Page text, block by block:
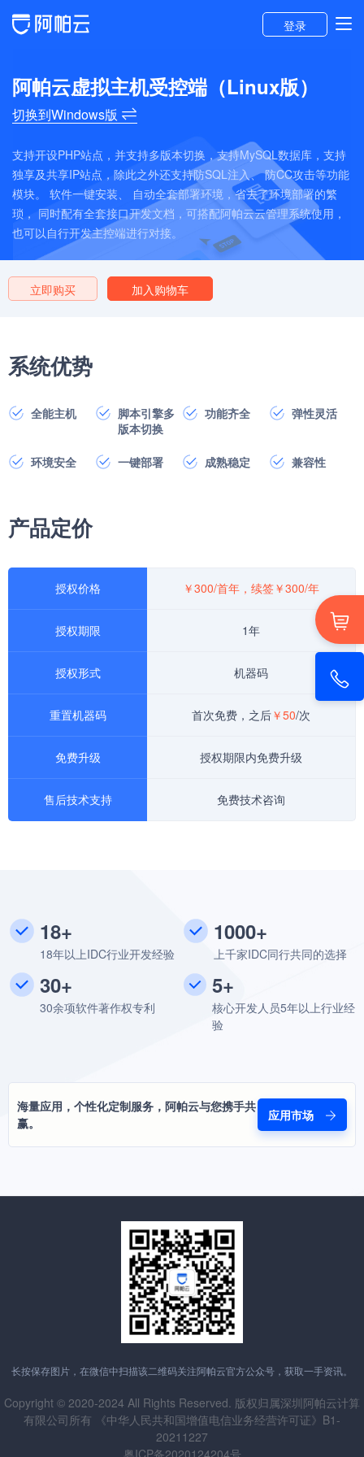
登录
阿帕云虚拟主机受控端（Linux版）
切换到Windows版
支持开设PHP站点，并支持多版本切换，支持MySQL数据库，支持
独享及共享IP站点，除此之外还支持防SQL注入、 防CC攻击等功能
模块。 软件一键安装、 自动全套部署环境，省去了环境部署的繁
琐， 同时配有全套接口开发文档，可搭配阿帕云云管理系统使用，
也可以自行开发主控端进行对接。
立即购买 加入购物车
系统优势
全能主机
脚本引擎多
版本切换
功能齐全 弹性灵活
环境安全 一键部署 成熟稳定 兼容性
产品定价
授权价格 ￥300/首年， 续签￥300/年
授权期限 1年
授权形式 机器码
重置机器码 首次免费，之后￥50/次
免费升级 授权期限内免费升级
售后技术支持 免费技术咨询
18+
18年以上IDC行业开发经验
1000+
上千家IDC同行共同的选择
30+
30余项软件著作权专利
5+
核心开发人员5年以上行业经
验
海量应用，个性化定制服务，阿帕云与您携手共
赢。
应用市场
长按保存图片，在微信中扫描该二维码关注阿帕云官方公众号，获取一手资讯。
Copyright © 2020-2024 All Rights Reserved. 版权归属深圳阿帕云计算
有限公司所有 《中华人民共和国增值电信业务经营许可证》B1-
20211227
粤ICP备2020124204号